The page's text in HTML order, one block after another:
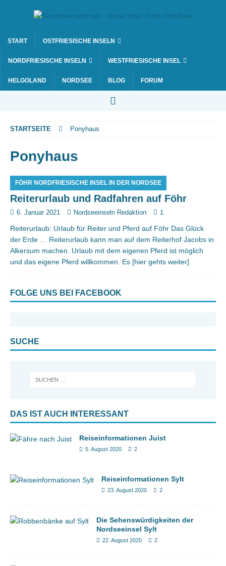
START OSTFRIESISCHE INSELN
NORDFRIESISCHE INSELN WESTFRIESISCHE INSEL
HELGOLAND NORDSEE BLOG FORUM
STARTSEITE Ponyhaus
Ponyhaus
FÖHR NORDFRIESISCHE INSEL IN DER NORDSEE
Reiterurlaub und Radfahren auf Föhr
6. Januar 2021 Nordseeinseln Redaktion 1
Reiterurlaub: Urlaub für Reiter und Pferd auf Föhr Das Glück
der Erde … Reiterurlaub kann man auf dem Reiterhof Jacobs in
Alkersum machen. Urlaub mit dem eigenen Pferd ist möglich
und das eigene Pferd willkommen. Es [hier gehts weiter]
FOLGE UNS BEI FACEBOOK
SUCHE
DAS IST AUCH INTERESSANT
Reiseinformationen Juist
5. August 2020 2
Reiseinformationen Sylt
23. August 2020 2
Die Sehenswürdigkeiten der
Nordseeinsel Sylt
22. August 2020 2